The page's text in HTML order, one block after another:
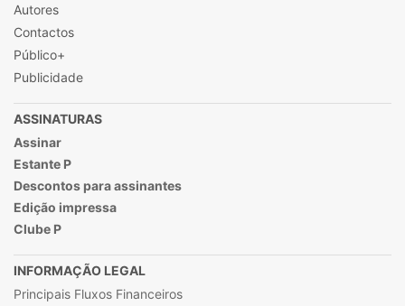
Autores
Contactos
Público+
Publicidade
ASSINATURAS
Assinar
Estante P
Descontos para assinantes
Edição impressa
Clube P
INFORMAÇÃO LEGAL
Principais Fluxos Financeiros